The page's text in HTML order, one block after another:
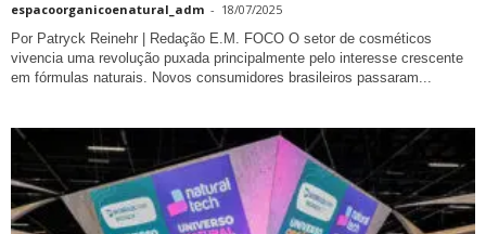
espacoorganicoenatural_adm - 18/07/2025
Por Patryck Reinehr | Redação E.M. FOCO O setor de cosméticos
vivencia uma revolução puxada principalmente pelo interesse crescente
em fórmulas naturais. Novos consumidores brasileiros passaram...